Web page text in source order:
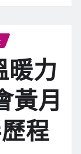
暖力
黃月
程